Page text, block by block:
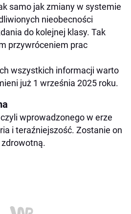
samo jak zmiany w systemie
nieobecności
do kolejnej klasy. Tak
przywróceniem prac
wszystkich informacji warto
już 1 września 2025 roku.
wprowadzonego w erze
i teraźniejszość. Zostanie on